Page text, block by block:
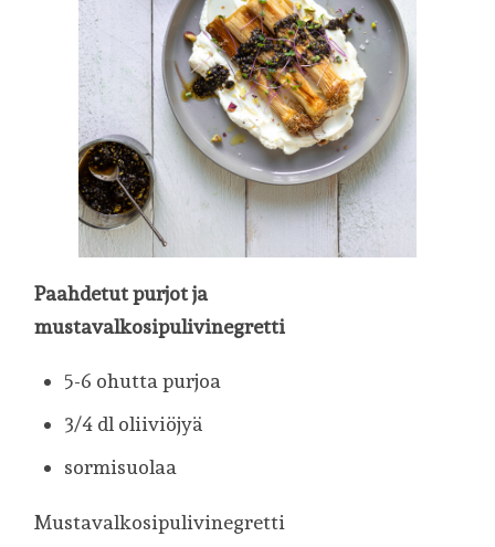
Paahdetut purjot ja
mustavalkosipulivinegretti
5-6 ohutta purjoa
3/4 dl oliiviöjyä
sormisuolaa
Mustavalkosipulivinegretti